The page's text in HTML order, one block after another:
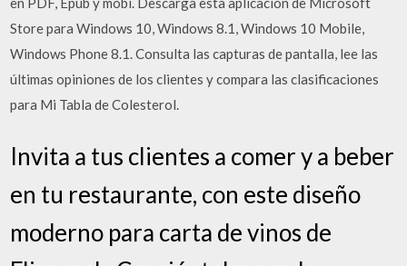
Store para Windows 10, Windows 8.1, Windows 10 Mobile,
Windows Phone 8.1. Consulta las capturas de pantalla, lee las
últimas opiniones de los clientes y compara las clasificaciones
para Mi Tabla de Colesterol.
Invita a tus clientes a comer y a beber
en tu restaurante, con este diseño
moderno para carta de vinos de